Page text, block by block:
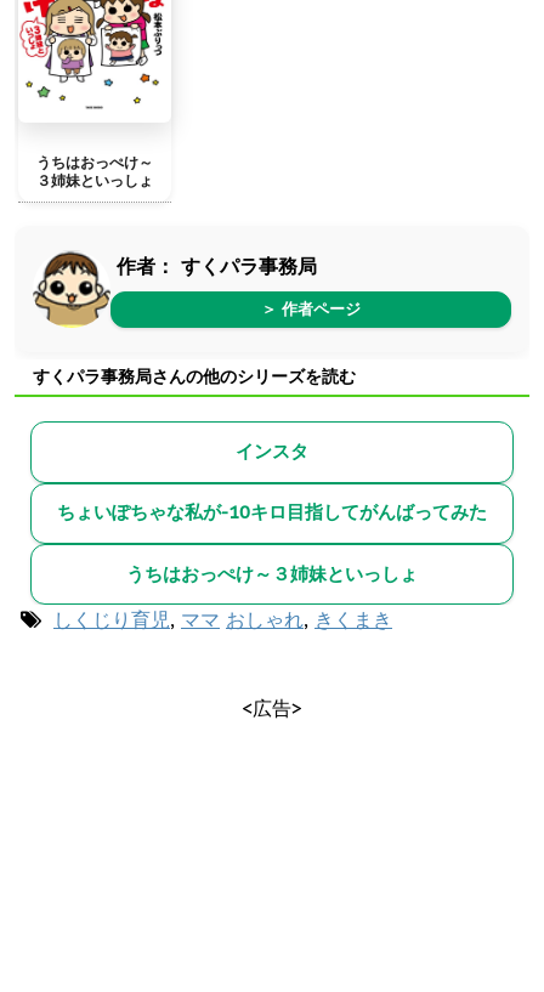
うちはおっぺけ～
３姉妹といっしょ
作者： すくパラ事務局
＞ 作者ページ
すくパラ事務局さんの他のシリーズを読む
インスタ
ちょいぽちゃな私が-10キロ目指してがんばってみた
うちはおっぺけ～３姉妹といっしょ
しくじり育児, ママ おしゃれ, きくまき
<広告>